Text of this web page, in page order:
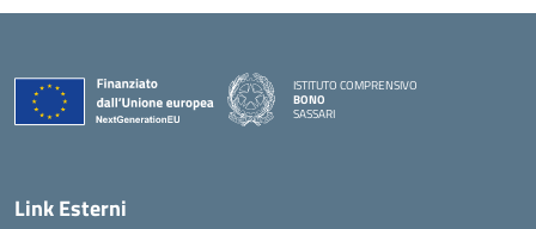
ISTITUTO COMPRENSIVO
BONO
SASSARI
Link Esterni